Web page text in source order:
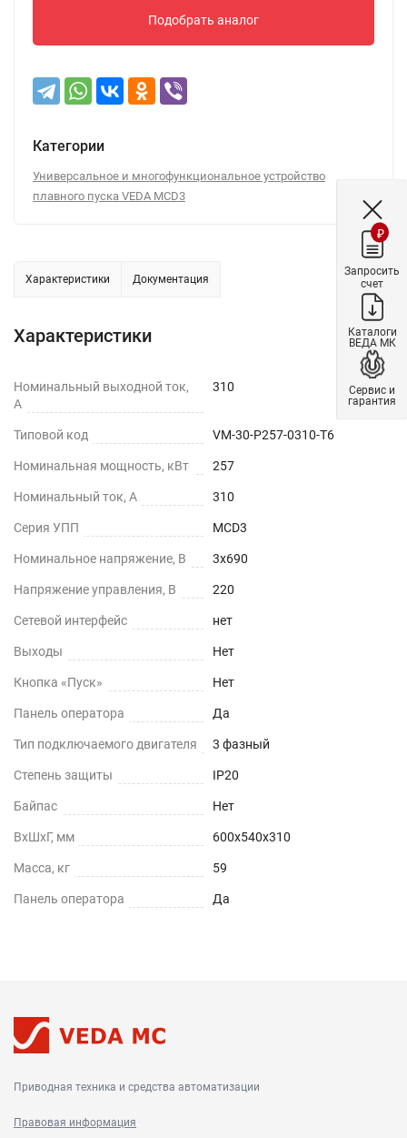
Подобрать аналог
Категории
Универсальное и многофункциональное устройство
плавного пуска VEDA MCD3
Характеристики Документация
Характеристики
Номинальный выходной ток,
А
310
Типовой код VM-30-P257-0310-T6
Номинальная мощность, кВт 257
Номинальный ток, А 310
Серия УПП MCD3
Номинальное напряжение, В 3х690
Напряжение управления, В 220
Сетевой интерфейс нет
Выходы Нет
Кнопка «Пуск» Нет
Панель оператора Да
Тип подключаемого двигателя 3 фазный
Степень защиты IP20
Байпас Нет
ВхШхГ, мм 600х540х310
Масса, кг 59
Панель оператора Да
Приводная техника и средства автоматизации
Правовая информация
₽
Запросить
счет
Каталоги
ВЕДА МК
Сервис и
гарантия